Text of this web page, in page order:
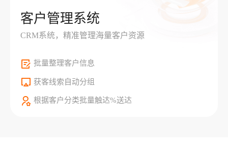
客户管理系统
CRM系统，精准管理海量客户资源
批量整理客户信息
获客线索自动分组
根据客户分类批量触达%送达